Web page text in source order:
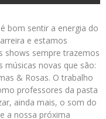
bom sentir a energia do
e estamos
shows sempre trazemos
músicas novas que são:
& Rosas. O trabalho
professores da pasta
ainda mais, o som do
a nossa próxima